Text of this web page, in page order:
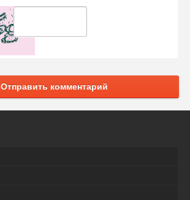
Отправить комментарий